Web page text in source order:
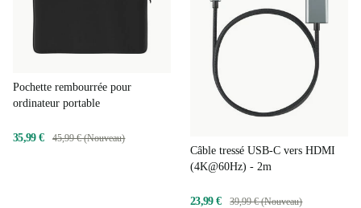
Pochette rembourrée pour
ordinateur portable
35,99 € 45,99 € (Nouveau)
Câble tressé USB-C vers HDMI
(4K@60Hz) - 2m
23,99 € 39,99 € (Nouveau)